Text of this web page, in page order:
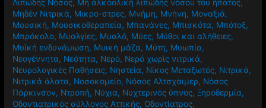
Λιπώδης Νόσος, Μη αλκοολική λιπώδης νόσου του ήπατος,
Μηδέν Νιτρικά, Μικρο-στρες, Μνήμη, Μνήνη, Μοναξιά,
Μουσική, Μουσικοθεραπεία, Μπανάνες, Μπισκότα, Μπότοξ,
Μπρόκολο, Μυαλγίες, Μυαλό, Μύες, Μύθοι και αλήθειες,
Μυϊκή ενδυνάμωση, Μυική μάζα, Μύτη, Μυωπία,
Νεογέννητα, Νεότητα, Νερό, Νερό χωρίς νιτρικά,
Νευρολογικές Παθήσεις, Νηστεία, Νίκος Μεταξωτός, Νιτρικά,
Νιτρικά άλατα, Νοσοκομείο, Νόσος Αλτσχάιμερ, Νόσος
Πάρκινσον, Ντροπή, Νύχια, Νυχτερινός ύπνος,Ξηροδερμία,
Οδοντιατρικός σύλλογος Αττικής, Οδοντίατρος,